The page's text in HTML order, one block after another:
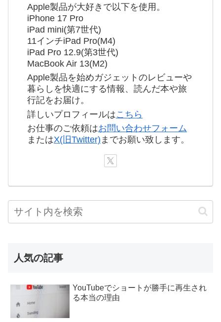
Apple製品が大好きで以下を使用。
iPhone 17 Pro
iPad mini(第7世代)
11インチiPad Pro(M4)
iPad Pro 12.9(第3世代)
MacBook Air 13(M2)
Apple製品を始めガジェットのレビューや
暮らしを快適にする情報、読んだ本や旅
行記をお届け。
詳しいプロフィールはこちら
お仕事のご依頼はお問い合わせフォーム
またはX(旧Twitter) までお願い致します。
人気の記事
YouTubeでショートが勝手に再生され
る本当の理由